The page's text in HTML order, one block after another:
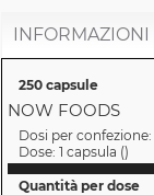
250 capsule
NOW FOODS
Dosi per confezione:
Dose: 1 capsula ()
Quantità per dose